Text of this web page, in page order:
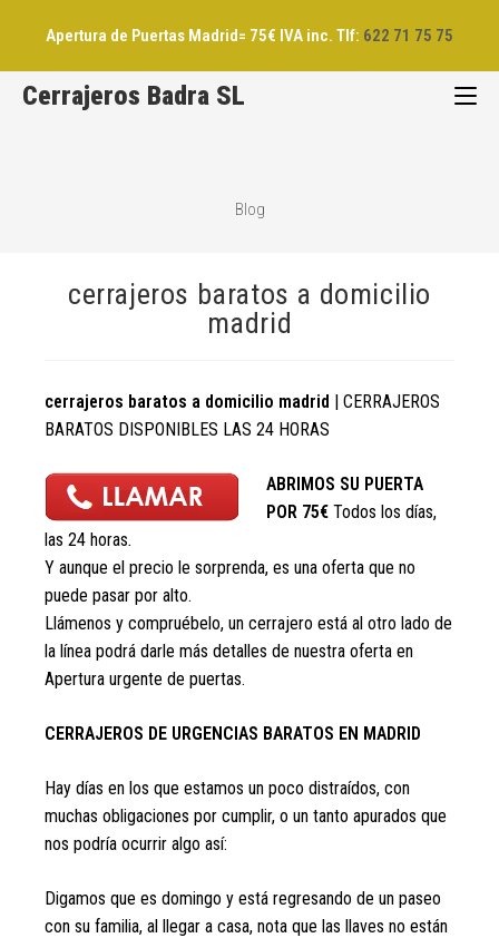
Apertura de Puertas Madrid= 75€ IVA inc. Tlf: 622 71 75 75
Cerrajeros Badra SL
Blog
cerrajeros baratos a domicilio
madrid
cerrajeros baratos a domicilio madrid | CERRAJEROS
BARATOS DISPONIBLES LAS 24 HORAS
ABRIMOS SU PUERTA
POR 75€ Todos los días,
las 24 horas.
Y aunque el precio le sorprenda, es una oferta que no
puede pasar por alto.
Llámenos y compruébelo, un cerrajero está al otro lado de
la línea podrá darle más detalles de nuestra oferta en
Apertura urgente de puertas.
CERRAJEROS DE URGENCIAS BARATOS EN MADRID
Hay días en los que estamos un poco distraídos, con
muchas obligaciones por cumplir, o un tanto apurados que
nos podría ocurrir algo así:
Digamos que es domingo y está regresando de un paseo
con su familia, al llegar a casa, nota que las llaves no están